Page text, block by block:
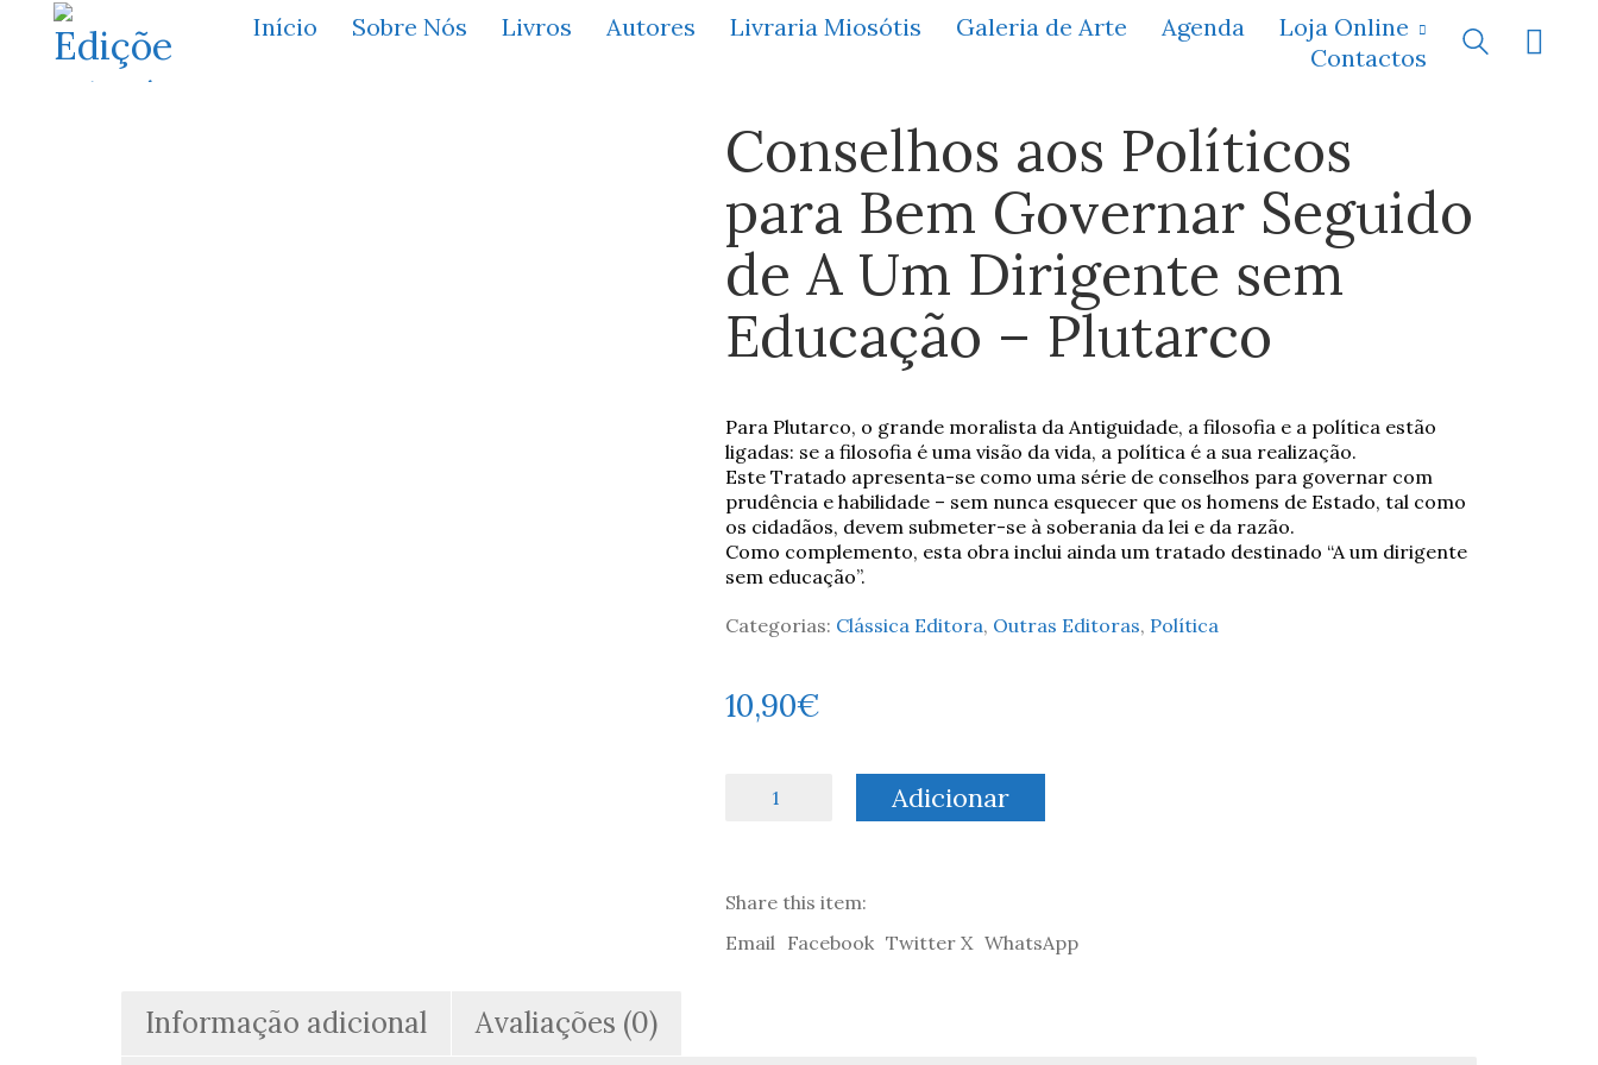
Início Sobre Nós Livros Autores Livraria Miosótis Galeria de Arte Agenda
Loja Online
Contactos
Conselhos aos Políticos
para Bem Governar Seguido
de A Um Dirigente sem
Educação – Plutarco
Para Plutarco, o grande moralista da Antiguidade, a filosofia e a política estão
ligadas: se a filosofia é uma visão da vida, a política é a sua realização.
Este Tratado apresenta-se como uma série de conselhos para governar com
prudência e habilidade – sem nunca esquecer que os homens de Estado, tal como
os cidadãos, devem submeter-se à soberania da lei e da razão.
Como complemento, esta obra inclui ainda um tratado destinado “A um dirigente
sem educação”.
Categorias: Clássica Editora, Outras Editoras, Política
10,90€
para
Bem
Adicionar
Share this item:
Email Facebook Twitter X WhatsApp
Informação adicional Avaliações (0)